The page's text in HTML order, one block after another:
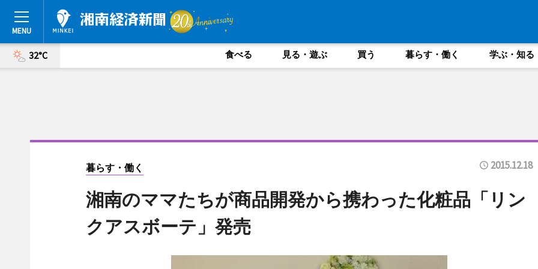
32°C 食べる 見る・遊ぶ 買う 暮らす・働く 学ぶ・知る
暮らす・働く 2015.12.18
湘南のママたちが商品開発から携わった化粧品「リン
クアスボーテ」発売